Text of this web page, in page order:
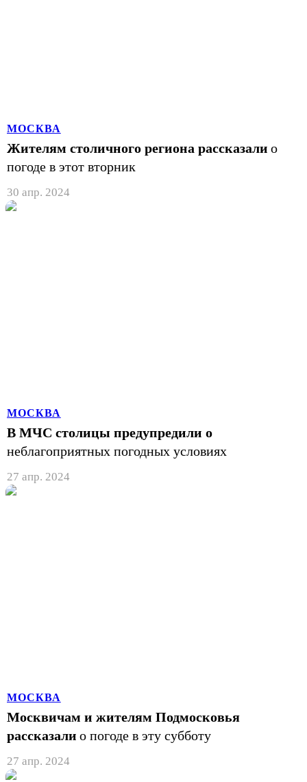
МОСКВА
Жителям столичного региона рассказали о
погоде в этот вторник
30 апр. 2024
МОСКВА
В МЧС столицы предупредили о
неблагоприятных погодных условиях
27 апр. 2024
МОСКВА
Москвичам и жителям Подмосковья
рассказали о погоде в эту субботу
27 апр. 2024